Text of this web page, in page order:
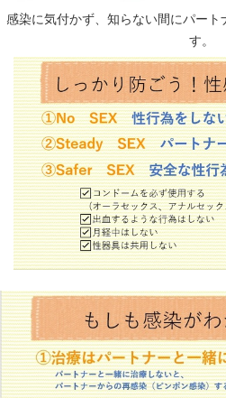
感染に気付かず、知らない間にパート
す。